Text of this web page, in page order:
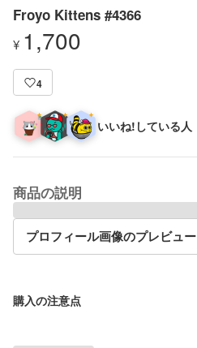
Froyo Kittens #4366
¥ 1,700
4
いいね!している人
商品の説明
プロフィール画像のプレビュー
購入の注意点